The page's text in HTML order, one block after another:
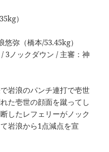
）
弥（橋本/53.45kg）
3ノックダウン / 主審：神
岩浪のパンチ連打で壱世
た壱世の顔面を蹴ってし
したレフェリーがノック
岩浪から1点減点を宣